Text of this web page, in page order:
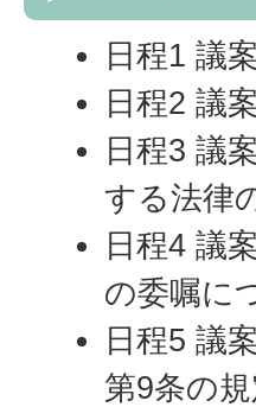
日程1 議
日程2 議
日程3 議
する法律
日程4 議
の委嘱に
日程5 議
第9条の